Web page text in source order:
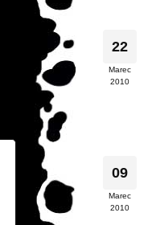
22
Marec
2010
09
Marec
2010